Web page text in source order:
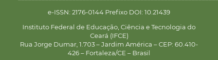
e-ISSN: 2176-0144 Prefixo DOI: 10.21439
Instituto Federal de Educação, Ciência e Tecnologia do
Ceará (IFCE)
Rua Jorge Dumar, 1.703 – Jardim América – CEP: 60.410-
426 – Fortaleza/CE – Brasil